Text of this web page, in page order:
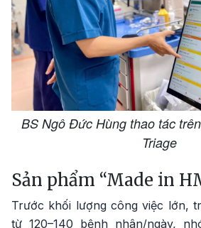
BS Ngô Đức Hùng thao tác
Triage
Sản phẩm “Made in
Trước khối lượng công việc lớn,
từ 120–140 bệnh nhân/ngày,